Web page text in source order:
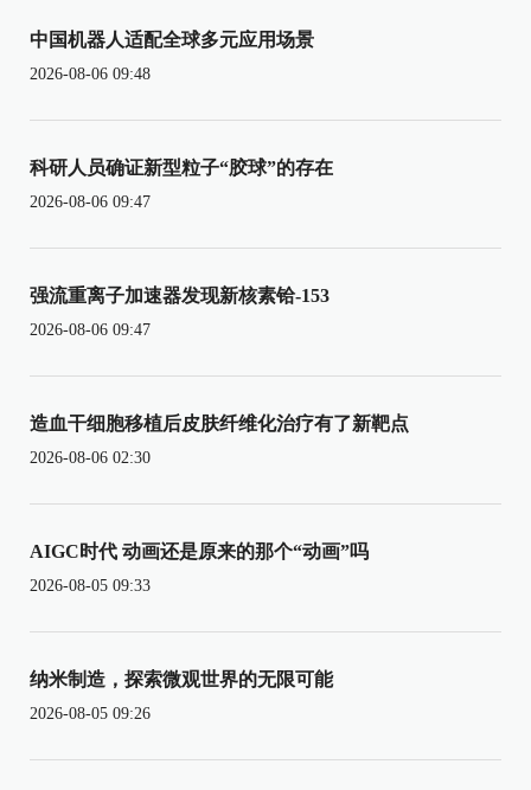
中国机器人适配全球多元应用场景
2026-08-06 09:48
科研人员确证新型粒子“胶球”的存在
2026-08-06 09:47
强流重离子加速器发现新核素铪-153
2026-08-06 09:47
造血干细胞移植后皮肤纤维化治疗有了新靶点
2026-08-06 02:30
AIGC时代 动画还是原来的那个“动画”吗
2026-08-05 09:33
纳米制造，探索微观世界的无限可能
2026-08-05 09:26